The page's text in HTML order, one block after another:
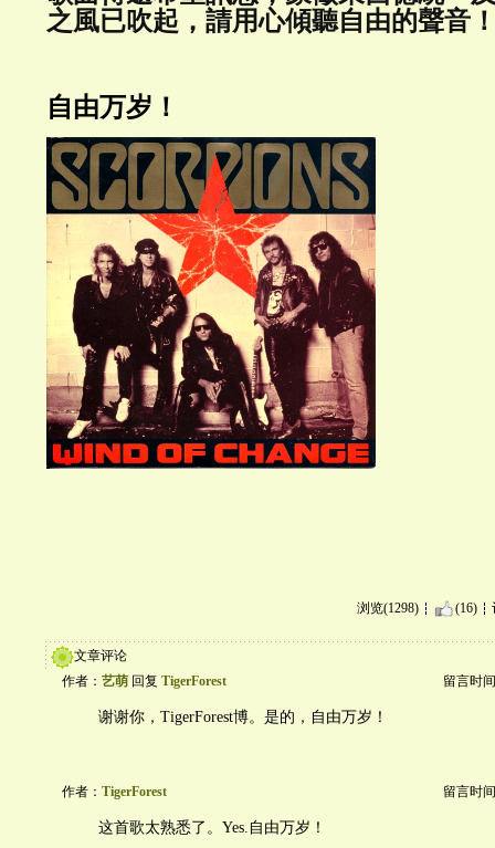
之風已吹起，請用心傾聽自由的聲音
自由万岁！
浏览(1298) (16)
文章评论
作者： 艺萌 回复 TigerForest 留言时
谢谢你，TigerForest博。是的，自由万岁！
作者： TigerForest 留言时
这首歌太熟悉了。Yes.自由万岁！